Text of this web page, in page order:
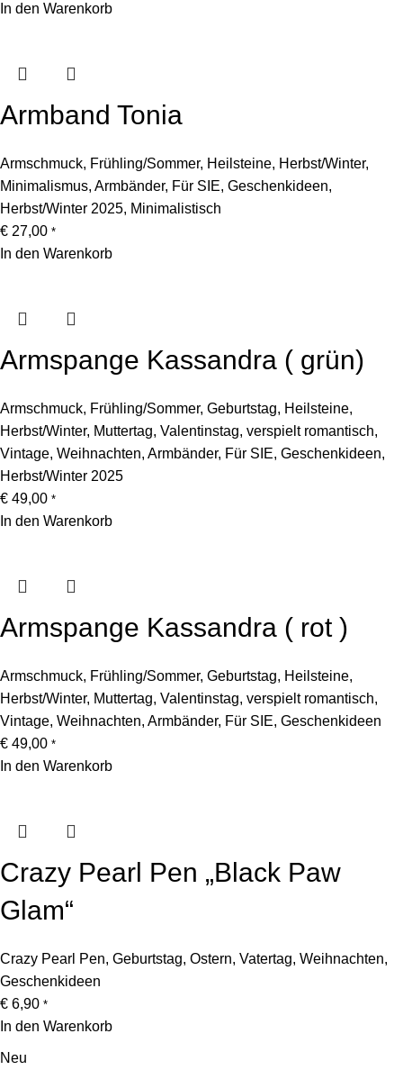
In den Warenkorb
Armband Tonia
Armschmuck, Frühling/Sommer, Heilsteine, Herbst/Winter,
Minimalismus, Armbänder, Für SIE, Geschenkideen,
Herbst/Winter 2025, Minimalistisch
€ 27,00 *
In den Warenkorb
Armspange Kassandra ( grün)
Armschmuck, Frühling/Sommer, Geburtstag, Heilsteine,
Herbst/Winter, Muttertag, Valentinstag, verspielt romantisch,
Vintage, Weihnachten, Armbänder, Für SIE, Geschenkideen,
Herbst/Winter 2025
€ 49,00 *
In den Warenkorb
Armspange Kassandra ( rot )
Armschmuck, Frühling/Sommer, Geburtstag, Heilsteine,
Herbst/Winter, Muttertag, Valentinstag, verspielt romantisch,
Vintage, Weihnachten, Armbänder, Für SIE, Geschenkideen
€ 49,00 *
In den Warenkorb
Crazy Pearl Pen „Black Paw
Glam“
Crazy Pearl Pen, Geburtstag, Ostern, Vatertag, Weihnachten,
Geschenkideen
€ 6,90 *
In den Warenkorb
Neu